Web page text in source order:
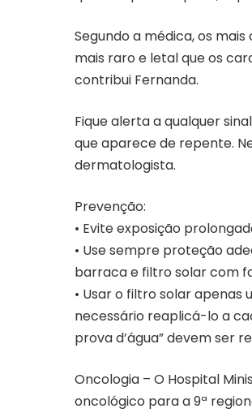
Segundo a médica, os
mais raro e letal que os
contribui Fernanda.
Fique alerta a qualquer
que aparece de repente.
dermatologista.
Prevenção:
• Evite exposição
• Use sempre proteção
barraca e filtro solar com
• Usar o filtro solar
necessário reaplicá-lo a
prova d’água” devem ser
Oncologia – O Hospital
oncológico para a 9ª